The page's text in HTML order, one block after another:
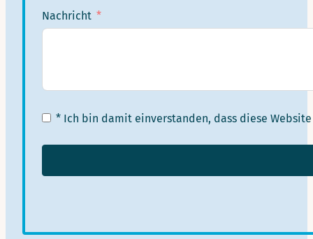
Nachricht
* Ich bin damit einverstanden, dass diese